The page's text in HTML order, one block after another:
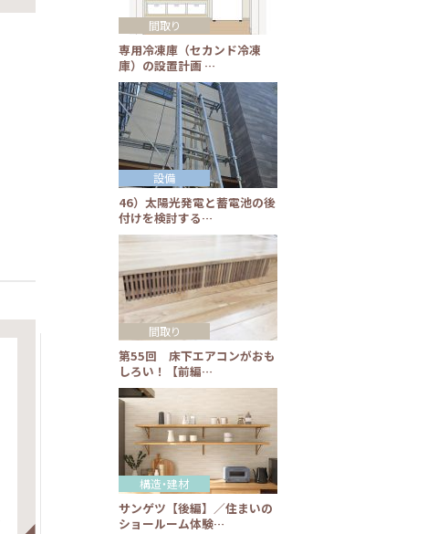
専用冷凍庫（セカンド冷凍
庫）の設置計画 …
間取り
46）太陽光発電と蓄電池の後
付けを検討する…
設備
第55回 床下エアコンがおも
しろい！【前編…
間取り
サンゲツ【後編】／住まいの
ショールーム体験…
構造・建材